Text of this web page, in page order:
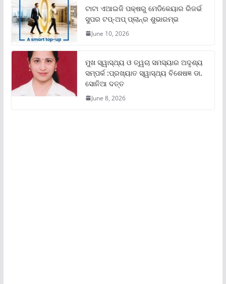
ଟାଟା ଏଆଇଜି ପକ୍ଷରୁ ମେଡିକେୟାର ରିଜର୍ଭ
ସୁପର ଟପ୍‌-ଅପ୍ ପ୍ଲାନ୍‌ର ଶୁଭାରମ୍ଭ
June 10, 2026
ମୁଖ ସ୍ୱାସ୍ଥ୍ୟ ଓ ତ୍ୱଚା ସମସ୍ୟାର ଅଦୃଶ୍ୟ
ସମ୍ପର୍କ :ପ୍ରଖ୍ୟାତ ସ୍ୱାସ୍ଥ୍ୟ ବିଶେଷଜ୍ଞ ଡା.
ସୋନିଆ ଦତ୍ତ
June 8, 2026